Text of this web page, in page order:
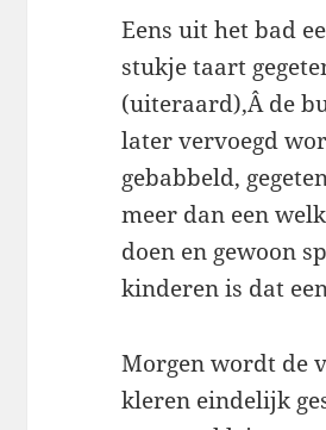
Eens uit het bad
stukje taart
(uiteraard),Â de
later vervoegd
gebabbeld,
meer dan een
doen en gewoon
kinderen is dat
Morgen wordt de
kleren eindelijk